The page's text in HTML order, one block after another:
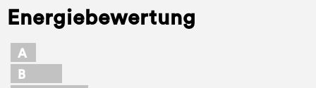
Energiebewertung
A
B